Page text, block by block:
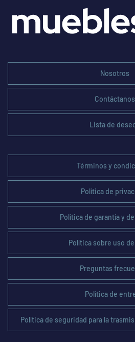
Nosotros
Contáctanos
Lista de
Términos y
Política de
Política de garantía y
Política sobre uso
Preguntas
Política de
Política de seguridad para la